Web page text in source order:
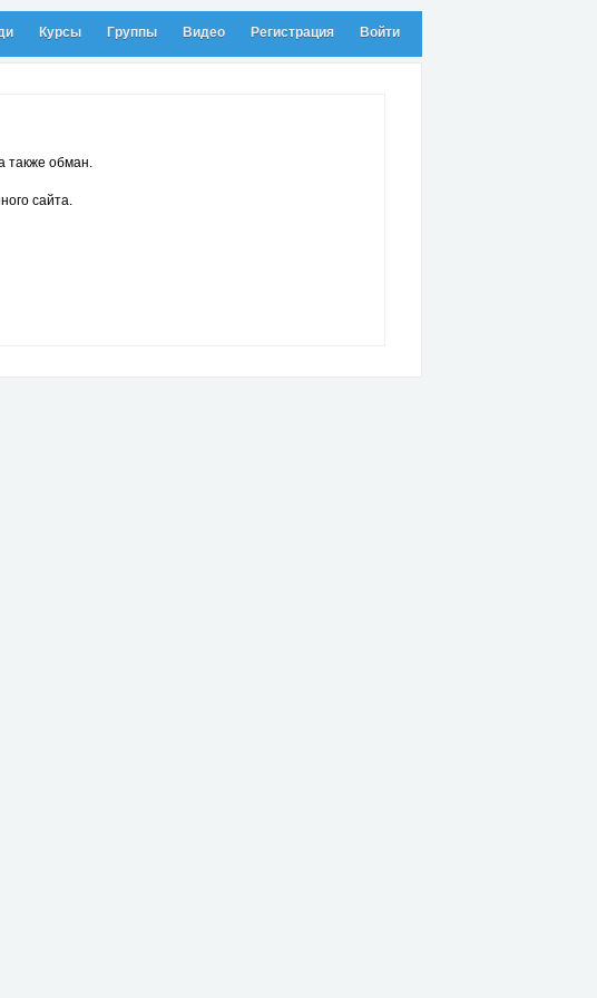
Курсы Группы Видео Регистрация Войти
также обман.
сайта.